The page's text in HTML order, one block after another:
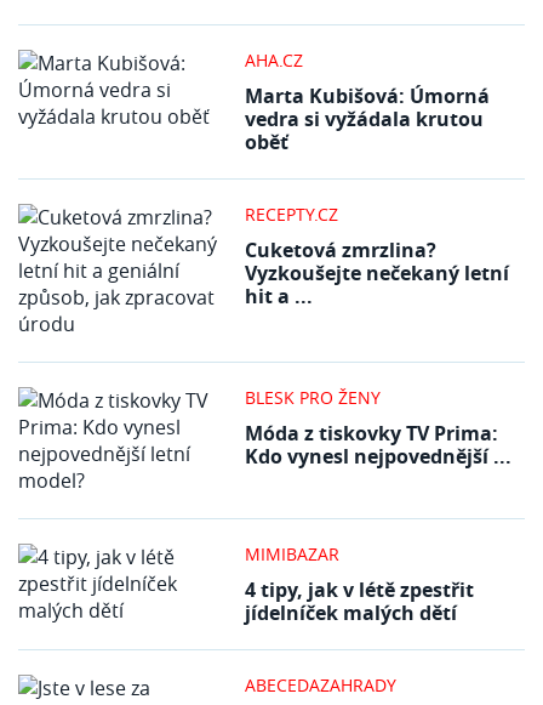
AHA.CZ
Marta Kubišová: Úmorná
vedra si vyžádala krutou
oběť
RECEPTY.CZ
Cuketová zmrzlina?
Vyzkoušejte nečekaný letní
hit a ...
BLESK PRO ŽENY
Móda z tiskovky TV Prima:
Kdo vynesl nejpovednější ...
MIMIBAZAR
4 tipy, jak v létě zpestřit
jídelníček malých dětí
ABECEDAZAHRADY